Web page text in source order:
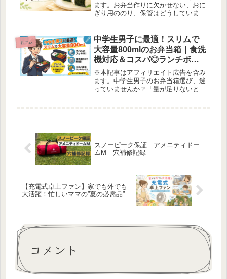
ます。お弁当作りに欠かせない、おに
ぎり用ののり、保管はどうしています
まで入れていました。それだと、最後
湿気た状態でなんとも不便を感じてい
ま...
ホーム
中学生男子に最適！スリムで
大容量800mlのお弁当箱｜食洗
機対応＆コスパ◎ランチボッ
クス
※本記事はアフィリエイト広告を含み
ます。中学生男子のお弁当箱選び、迷
っていませんか？「量が足りないと午
スノーピーク保証 アメニティドー
ムM 穴補修記録
【充電式卓上ファン】家でも外でも
大活躍！忙しいママの”夏の必需品”
コメント